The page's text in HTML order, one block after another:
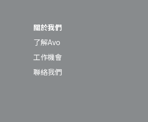
關於我們
了解Avo
工作機會
聯絡我們